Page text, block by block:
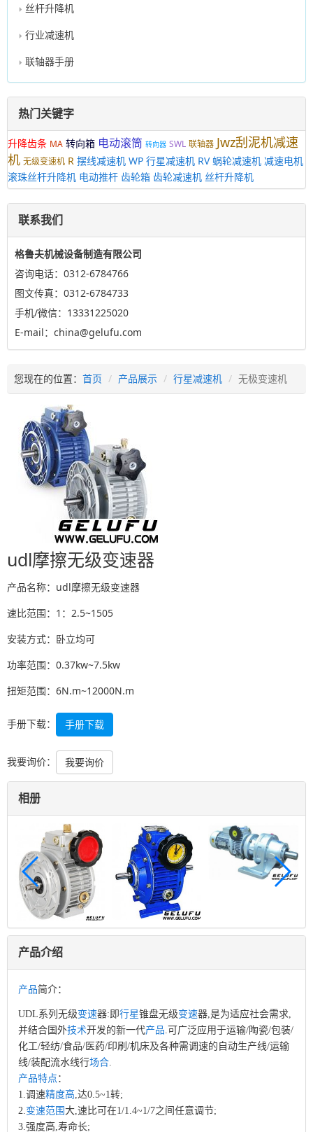
丝杆升降机
行业减速机
联轴器手册
热门关键字
升降齿条 MA 转向箱 电动滚筒 转向器 SWL 联轴器 Jwz刮泥机减速
机 无级变速机 R 摆线减速机 WP 行星减速机 RV 蜗轮减速机 减速电机
滚珠丝杆升降机 电动推杆 齿轮箱 齿轮减速机 丝杆升降机
联系我们
格鲁夫机械设备制造有限公司
咨询电话：0312-6784766
图文传真：0312-6784733
手机/微信：13331225020
E-mail：china@gelufu.com
您现在的位置： 首页 产品展示 行星减速机 无极变速机
udl摩擦无级变速器
产品名称：udl摩擦无级变速器
速比范围：1：2.5~1505
安装方式：卧立均可
功率范围：0.37kw~7.5kw
扭矩范围：6N.m~12000N.m
手册下载： 手册下载
我要询价： 我要询价
相册
产品介绍
产品简介：
UDL系列 无级变速器:即行星锥盘无级变速器,是为适应社会需求,
并结合国外技术开发的新一代产品 .可广泛应用于运输/陶瓷/包装/
化工/轻纺/食品/医药/印刷/机床及各种需调速的自动生产线/运输
线/装配流水线行场合
产品特点 ：
1.调速精度高 ,达0.5~1转;
2. 变速范围 大,速比可在1/1.4~1/7之间任意调节;
3.强度高,寿命长;